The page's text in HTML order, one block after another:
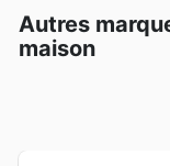
Autres
maison